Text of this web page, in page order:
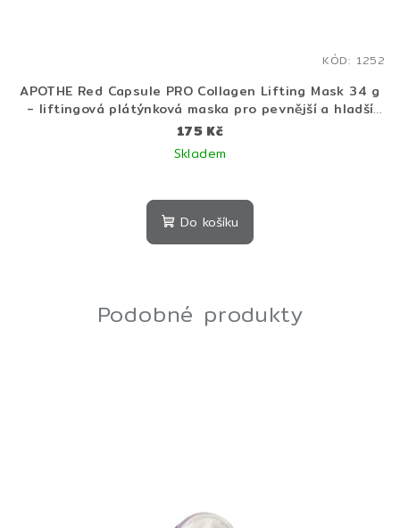
APOTHE Red Capsule PRO Collagen Lifting Mask 34 g
- liftingová plátýnková maska pro pevnější a hladší
pleť
175 Kč
Skladem
Do košíku
KÓD: 1252
Podobné produkty